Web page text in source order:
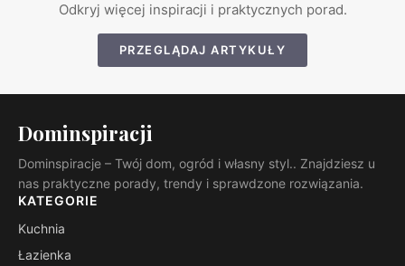
Odkryj więcej inspiracji i praktycznych porad.
PRZEGLĄDAJ ARTYKUŁY
Dominspiracji
Dominspiracje – Twój dom, ogród i własny styl.. Znajdziesz u
nas praktyczne porady, trendy i sprawdzone rozwiązania.
KATEGORIE
Kuchnia
Łazienka